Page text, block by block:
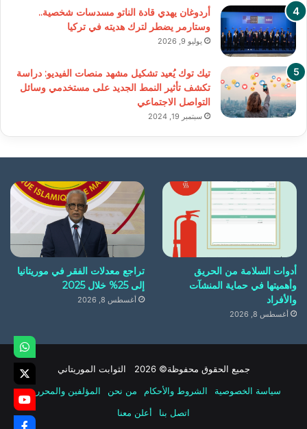
أردوغان يهدي قادة الناتو مسدسات شخصية..
وستارمر يضطر لترك هديته في تركيا
يوليو 9, 2026
تيك توك يُعيد تشكيل مشهد منصات الفيديو: دراسة
تكشف تأثير النمط الجديد على مستخدمي وسائل
التواصل الاجتماعي
سبتمبر 19, 2024
أدوات السلامة من الحريق
وأهميتها في حماية المنشآت
والأفراد
أغسطس 8, 2026
تراجع معدلات الفقر في موريتانيا
إلى 25% خلال 2025
أغسطس 8, 2026
جميع الحقوق محفوظة© 2026 الثوابت الموريتاني
سياسة الخصوصية
الشروط والأحكام من نحن
المؤلفين والمحررين
اتصل بنا
أعلن معنا